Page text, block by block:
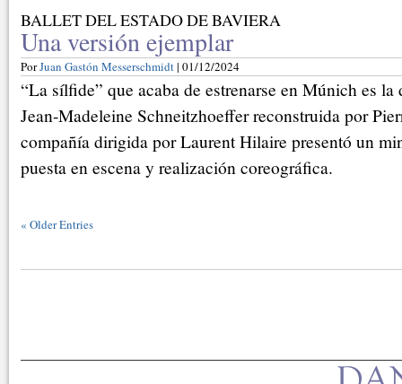
BALLET DEL ESTADO DE BAVIERA
Una versión ejemplar
PorJuan Gastón Messerschmidt| 01/12/2024
“La sílfide” que acaba de estrenarse en Múnich es
Jean-Madeleine Schneitzhoeffer reconstruida por
compañía dirigida por Laurent Hilaire presentó un
puesta en escena y realización coreográfica.
« Older Entries